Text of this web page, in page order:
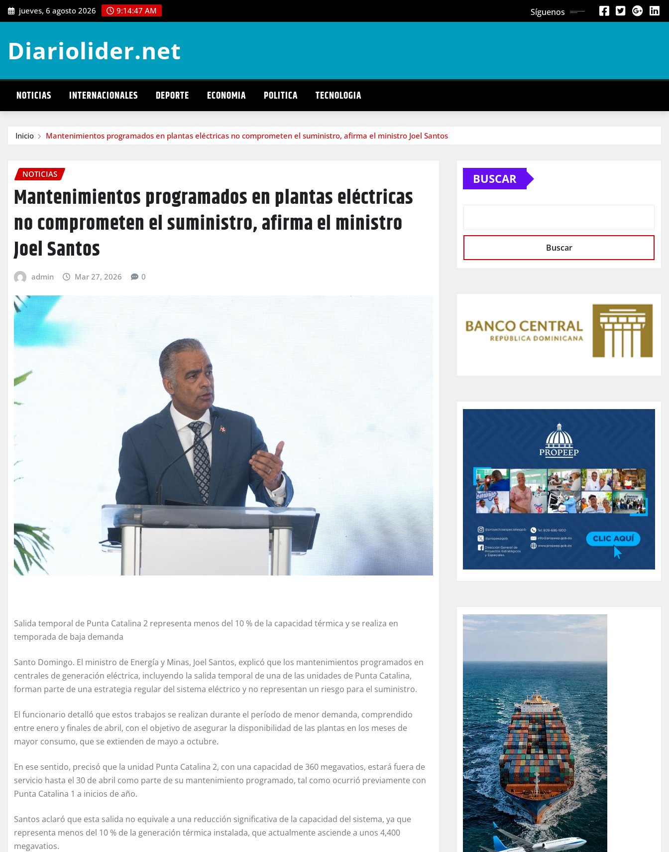
Saltar
al
jueves, 6 agosto 2026 9:14:49 AM Síguenos
Diariolider.net
NOTICIAS INTERNACIONALES DEPORTE ECONOMIA POLITICA TECNOLOGIA
Inicio Mantenimientos programados en plantas eléctricas no comprometen el suministro, afirma el ministro Joel Santos
NOTICIAS
Mantenimientos programados en plantas eléctricas
no comprometen el suministro, afirma el ministro
Joel Santos
admin Mar 27, 2026 0
Salida temporal de Punta Catalina 2 representa menos del 10 % de la capacidad térmica y se realiza en
temporada de baja demanda
Santo Domingo. El ministro de Energía y Minas, Joel Santos, explicó que los mantenimientos programados en
centrales de generación eléctrica, incluyendo la salida temporal de una de las unidades de Punta Catalina,
forman parte de una estrategia regular del sistema eléctrico y no representan un riesgo para el suministro.
El funcionario detalló que estos trabajos se realizan durante el período de menor demanda, comprendido
entre enero y finales de abril, con el objetivo de asegurar la disponibilidad de las plantas en los meses de
mayor consumo, que se extienden de mayo a octubre.
En ese sentido, precisó que la unidad Punta Catalina 2, con una capacidad de 360 megavatios, estará fuera de
servicio hasta el 30 de abril como parte de su mantenimiento programado, tal como ocurrió previamente con
Punta Catalina 1 a inicios de año.
Santos aclaró que esta salida no equivale a una reducción significativa de la capacidad del sistema, ya que
representa menos del 10 % de la generación térmica instalada, que actualmente asciende a unos 4,400
megavatios.
BUSCAR
Buscar